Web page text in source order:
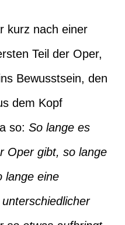
kurz nach einer
Teil der Oper,
Bewusstsein, den
dem Kopf
so: So lange es
Oper gibt, so lange
lange eine